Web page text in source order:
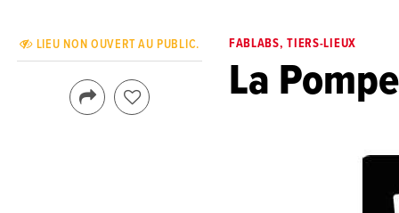
FABLABS, TIERS-LIEUX
La Pompe
LIEU NON OUVERT AU PUBLIC.